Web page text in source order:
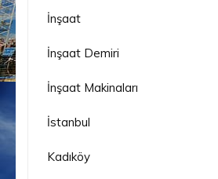
İnşaat
İnşaat Demiri
İnşaat Makinaları
İstanbul
Kadıköy